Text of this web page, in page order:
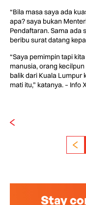
“Bila masa saya ada
apa? saya bukan
Pendaftaran. Sama ada
beribu surat datang
“Saya pemimpin tapi
manusia, orang
balik dari Kuala Lumpur
mati itu,” katanya. – Info
Stay